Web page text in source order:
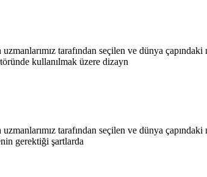
tarafından seçilen ve dünya
kullanılmak üzere dizayn
tarafından seçilen ve dünya
gerektiği şartlarda